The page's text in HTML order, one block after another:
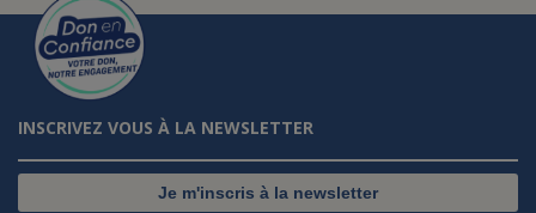
INSCRIVEZ VOUS À LA NEWSLETTER
Je m'inscris à la newsletter